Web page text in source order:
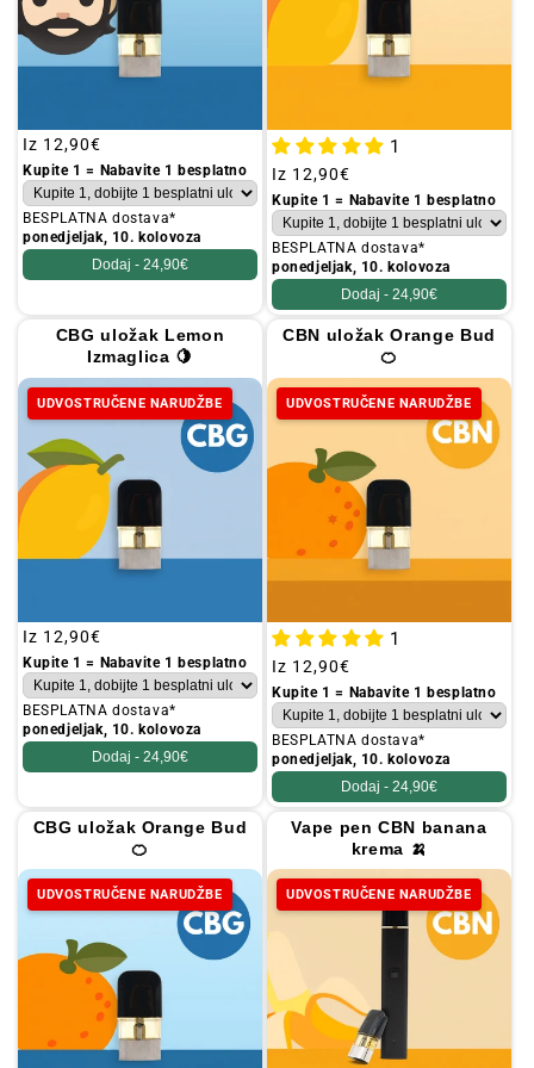
Redovna
cijena
Iz 12,90€
Kupite 1 = Nabavite 1 besplatno
BESPLATNA dostava*
ponedjeljak, 10. kolovoza
Dodaj - 24,90€
1
Redovna
cijena
Iz 12,90€
Kupite 1 = Nabavite 1 besplatno
BESPLATNA dostava*
ponedjeljak, 10. kolovoza
Dodaj - 24,90€
CBG uložak Lemon
Izmaglica 🍋
UDVOSTRUČENE NARUDŽBE
Redovna
cijena
Iz 12,90€
Kupite 1 = Nabavite 1 besplatno
BESPLATNA dostava*
ponedjeljak, 10. kolovoza
Dodaj - 24,90€
CBN uložak Orange Bud
🍊
UDVOSTRUČENE NARUDŽBE
1
Redovna
cijena
Iz 12,90€
Kupite 1 = Nabavite 1 besplatno
BESPLATNA dostava*
ponedjeljak, 10. kolovoza
Dodaj - 24,90€
CBG uložak Orange Bud
🍊
UDVOSTRUČENE NARUDŽBE
Vape pen CBN banana
krema 🍌
UDVOSTRUČENE NARUDŽBE